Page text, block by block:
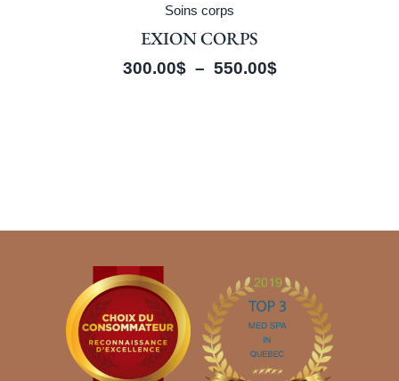
Soins corps
EXION CORPS
300.00$ – 550.00$